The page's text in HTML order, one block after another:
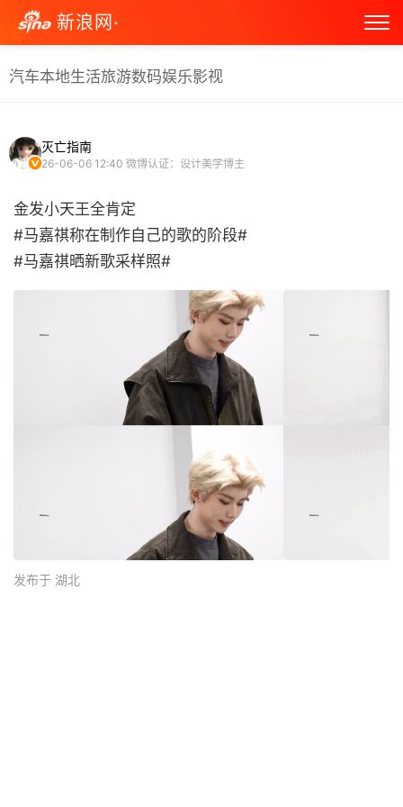
新浪网·
汽车本地生活旅游数码娱乐影视
灭亡指南
26-06-06 12:40 微博认证：设计美学博主
金发小天王全肯定
#马嘉祺称在制作自己的歌的阶段#
#马嘉祺晒新歌采样照# ​
发布于 湖北